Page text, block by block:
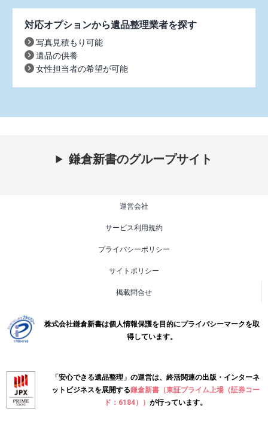
対応オプションから遺品整理業者を探す
写真見積もり可能
遺品の供養
女性担当者の希望が可能
鎌倉新書のグループサイト
運営会社
サービス利用規約
プライバシーポリシー
サイトポリシー
掲載問合せ
株式会社鎌倉新書は個人情報保護を目的にプライバシーマークを取
得しています。
「安心できる遺品整理」の運営は、終活関連の出版・インターネ
ットビジネスを展開する鎌倉新書（東証プライム上場（証券コー
ド：6184）） が行っています。